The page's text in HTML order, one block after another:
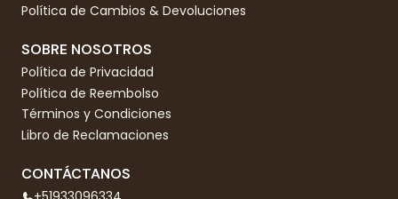
Política de Cambios & Devoluciones
SOBRE NOSOTROS
Política de Privacidad
Política de Reembolso
Términos y Condiciones
Libro de Reclamaciones
CONTÁCTANOS